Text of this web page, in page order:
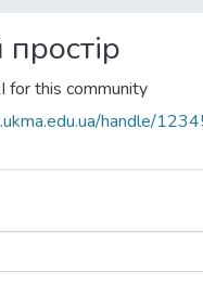
for this community
handle/